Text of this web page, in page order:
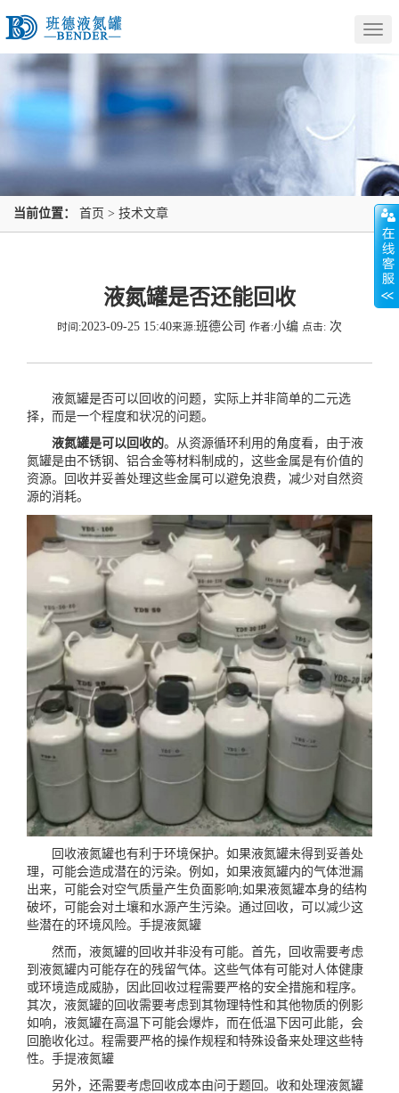
当前位置： 首页 > 技术文章
液氮罐是否还能回收
时间:2023-09-25 15:40来源:班德公司 作者:小编 点击: 次
液氮罐是否可以回收的问题，实际上并非简单的二元选
择，而是一个程度和状况的问题。
液氮罐是可以回收的。从资源循环利用的角度看，由于液
氮罐是由不锈钢、铝合金等材料制成的，这些金属是有价值的
资源。回收并妥善处理这些金属可以避免浪费，减少对自然资
源的消耗。
回收液氮罐也有利于环境保护。如果液氮罐未得到妥善处
理，可能会造成潜在的污染。例如，如果液氮罐内的气体泄漏
出来，可能会对空气质量产生负面影响;如果液氮罐本身的结构
破坏，可能会对土壤和水源产生污染。通过回收，可以减少这
些潜在的环境风险。 手提液氮罐
然而，液氮罐的回收并非没有可能。首先，回收需要考虑
到液氮罐内可能存在的残留气体。这些气体有可能对人体健康
或环境造成威胁，因此回收过程需要严格的安全措施和程序。
其次，液氮罐的回收需要考虑到其物理特性和其他物质的例影
如响，液氮罐在高温下可能会爆炸，而在低温下因可此能，会
回脆收化过。程需要严格的操作规程和特殊设备来处理这些特
性。 手提液氮罐
另外，还需要考虑回收成本由问于题回。收和处理液氮罐